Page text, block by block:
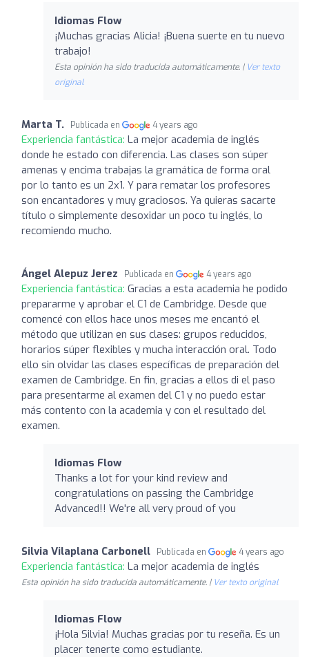
Idiomas Flow
¡Muchas gracias Alicia! ¡Buena suerte en tu nuevo
trabajo!
Esta opinión ha sido traducida automáticamente. | Ver texto
original
Marta T. Publicada en 4 years ago
Experiencia fantástica: La mejor academia de inglés
donde he estado con diferencia. Las clases son súper
amenas y encima trabajas la gramática de forma oral
por lo tanto es un 2x1. Y para rematar los profesores
son encantadores y muy graciosos. Ya quieras sacarte
título o simplemente desoxidar un poco tu inglés, lo
recomiendo mucho.
Ángel Alepuz Jerez Publicada en 4 years ago
Experiencia fantástica: Gracias a esta academia he podido
prepararme y aprobar el C1 de Cambridge. Desde que
comencé con ellos hace unos meses me encantó el
método que utilizan en sus clases: grupos reducidos,
horarios súper flexibles y mucha interacción oral. Todo
ello sin olvidar las clases específicas de preparación del
examen de Cambridge. En fin, gracias a ellos di el paso
para presentarme al examen del C1 y no puedo estar
más contento con la academia y con el resultado del
examen.
Idiomas Flow
Thanks a lot for your kind review and
congratulations on passing the Cambridge
Advanced!! We're all very proud of you
Silvia Vilaplana Carbonell Publicada en 4 years ago
Experiencia fantástica: La mejor academia de inglés
Esta opinión ha sido traducida automáticamente. | Ver texto original
Idiomas Flow
¡Hola Silvia! Muchas gracias por tu reseña. Es un
placer tenerte como estudiante.